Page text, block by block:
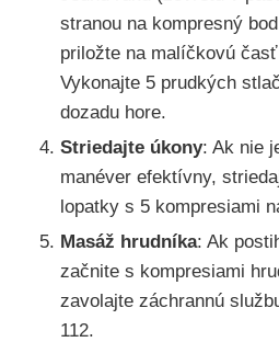
stranou na kompresný
priložte na malíčkovú
Vykonajte 5 prudkých
dozadu hore.
Striedajte úkony: Ak nie
manéver efektívny,
lopatky s 5 kompresiami
Masáž hrudníka: Ak
začnite s kompresiami
zavolajte záchrannú
112.